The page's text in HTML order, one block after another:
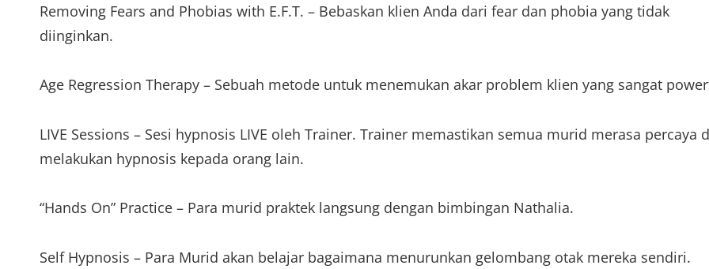
Removing Fears and Phobias with E.F.T. – Bebaskan klien Anda dari fear dan phobia yang tidak
diinginkan.
Age Regression Therapy – Sebuah metode untuk menemukan akar problem klien yang sangat
LIVE Sessions – Sesi hypnosis LIVE oleh Trainer. Trainer memastikan semua murid merasa percaya
melakukan hypnosis kepada orang lain.
“Hands On” Practice – Para murid praktek langsung dengan bimbingan Nathalia.
Self Hypnosis – Para Murid akan belajar bagaimana menurunkan gelombang otak mereka sendiri.